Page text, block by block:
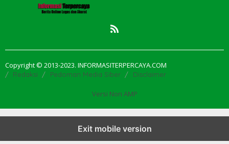
Copyright © 2013-2023. INFORMASITERPERCAYA.COM
Redaksi Pedoman Media Siber Disclaimer
Versi Non AMP
Exit mobile version